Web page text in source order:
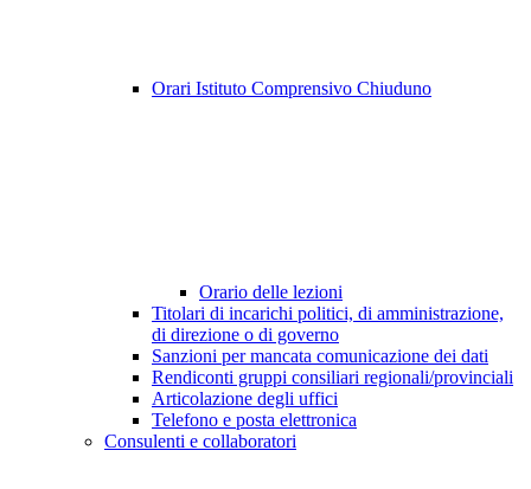
Orari Istituto Comprensivo Chiuduno
Orario delle lezioni
Titolari di incarichi politici, di amministrazione,
di direzione o di governo
Sanzioni per mancata comunicazione dei dati
Rendiconti gruppi consiliari regionali/provinciali
Articolazione degli uffici
Telefono e posta elettronica
Consulenti e collaboratori